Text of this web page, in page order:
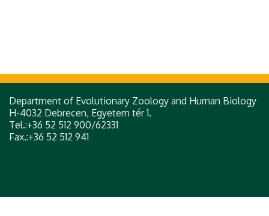
Department of Evolutionary Zoology and Human Biology
H-4032 Debrecen, Egyetem tér 1.
Tel.:+36 52 512 900/62331
Fax.:+36 52 512 941